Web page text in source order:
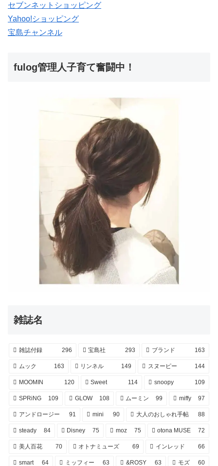
セブンネットショッピング
Yahoo!ショッピング
宝島チャンネル
fulog管理人子育て奮闘中！
雑誌名
雑誌付録 296 宝島社 293 ブランド 163
ムック 163 リンネル 149 スヌーピー 144
MOOMIN 120 Sweet 114 snoopy 109
SPRiNG 109 GLOW 108 ムーミン 99 miffy 97
アンドロージー 91 mini 90 大人のおしゃれ手帖 88
steady 84 Disney 75 moz 75 otona MUSE 72
美人百花 70 オトナミューズ 69 インレッド 66
smart 64 ミッフィー 63 &ROSY 63 モズ 60